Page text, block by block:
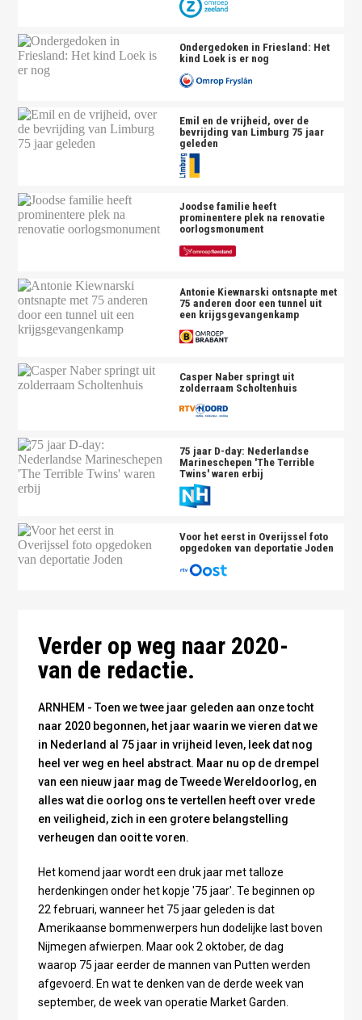
Ondergedoken in Friesland: Het
kind Loek is er nog
Emil en de vrijheid, over de
bevrijding van Limburg 75 jaar
geleden
Joodse familie heeft
prominentere plek na renovatie
oorlogsmonument
Antonie Kiewnarski ontsnapte met
75 anderen door een tunnel uit
een krijgsgevangenkamp
Casper Naber springt uit
zolderraam Scholtenhuis
75 jaar D-day: Nederlandse
Marineschepen 'The Terrible
Twins' waren erbij
Voor het eerst in Overijssel foto
opgedoken van deportatie Joden
Verder op weg naar 2020-
van de redactie.
ARNHEM - Toen we twee jaar geleden aan onze tocht
naar 2020 begonnen, het jaar waarin we vieren dat we
in Nederland al 75 jaar in vrijheid leven, leek dat nog
heel ver weg en heel abstract. Maar nu op de drempel
van een nieuw jaar mag de Tweede Wereldoorlog, en
alles wat die oorlog ons te vertellen heeft over vrede
en veiligheid, zich in een grotere belangstelling
verheugen dan ooit te voren.
Het komend jaar wordt een druk jaar met talloze
herdenkingen onder het kopje '75 jaar'. Te beginnen op
22 februari, wanneer het 75 jaar geleden is dat
Amerikaanse bommenwerpers hun dodelijke last boven
Nijmegen afwierpen. Maar ook 2 oktober, de dag
waarop 75 jaar eerder de mannen van Putten werden
afgevoerd. En wat te denken van de derde week van
september, de week van operatie Market Garden.